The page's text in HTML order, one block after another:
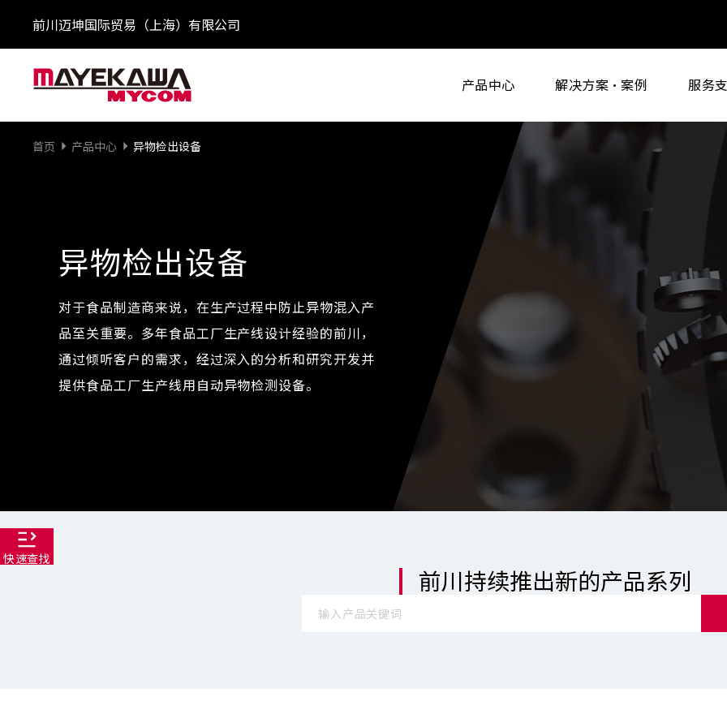
前川迈坤国际贸易（上海）有限公司
产品中心 解决方案·案例 服务
首页 产品中心 异物检出设备
异物检出设备
对于食品制造商来说，在生产过程中防止异物混入产
品至关重要。多年食品工厂生产线设计经验的前川，
通过倾听客户的需求，经过深入的分析和研究开发并
提供食品工厂生产线用自动异物检测设备。
前川持续推出新的产品系列
快速查找